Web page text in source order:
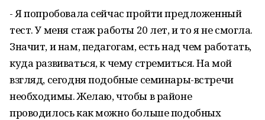
- Я попробовала сейчас пройти предложенный
тест. У меня стаж работы 20 лет, и то я не смогла.
Значит, и нам, педагогам, есть над чем работать,
куда развиваться, к чему стремиться. На мой
взгляд, сегодня подобные семинары-встречи
необходимы. Желаю, чтобы в районе
проводилось как можно больше подобных